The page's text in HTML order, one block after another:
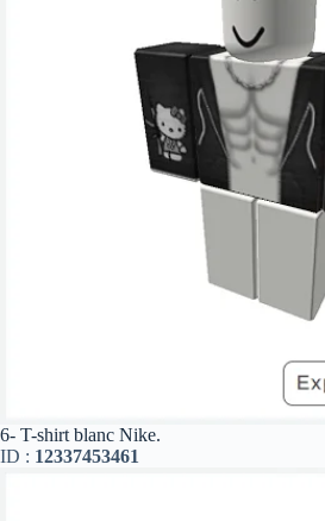
6- T-shirt blanc Nike.
ID : 12337453461